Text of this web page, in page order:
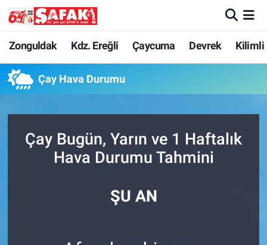
Zonguldak Kdz. Ereğli Çaycuma Devrek Kilimli
Çay Hava Durumu
Çay Bugün, Yarın ve 1 Haftalık
Hava Durumu Tahmini
ŞU AN
Zonguldak
Kdz. Ereğli
Devrek
Kilimli
Zonguldak Nöbetçi Eczaneler
Zonguldak Hava Durumu
Zonguldak Trafik Yoğunluk Haritası
Süper Lig Puan Durumu ve Fikstür